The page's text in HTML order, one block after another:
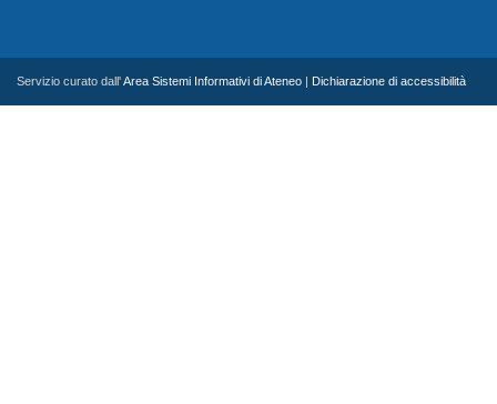
Servizio curato dall'Area Sistemi Informativi di Ateneo Dichiarazione di accessibilità